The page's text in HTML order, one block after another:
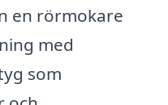
en rörmokare
med
som